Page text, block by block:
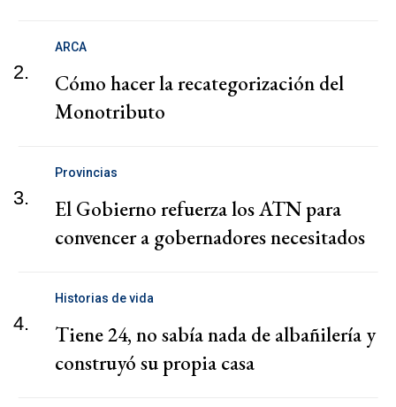
2.
ARCA
Cómo hacer la recategorización del
Monotributo
3.
Provincias
El Gobierno refuerza los ATN para
convencer a gobernadores necesitados
4.
Historias de vida
Tiene 24, no sabía nada de albañilería y
construyó su propia casa